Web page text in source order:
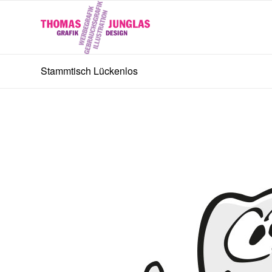
Stammtisch Lückenlos